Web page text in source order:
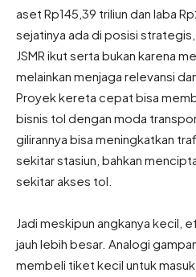
aset Rp145,39 triliun dan laba
sejatinya ada di posisi strategis,
JSMR ikut serta bukan karena
melainkan menjaga relevansi
Proyek kereta cepat bisa
bisnis tol dengan moda
gilirannya bisa meningkatkan
sekitar stasiun, bahkan
sekitar akses tol.
Jadi meskipun angkanya kecil,
jauh lebih besar. Analogi
membeli tiket kecil untuk